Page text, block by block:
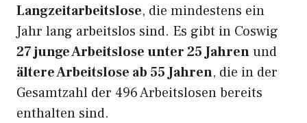
Langzeitarbeitslose, die mindestens ein
Jahr lang arbeitslos sind. Es gibt in Coswig
27 junge Arbeitslose unter 25 Jahrenund
ältere Arbeitslose ab 55 Jahren, die in der
Gesamtzahl der 496 Arbeitslosen bereits
enthalten sind.